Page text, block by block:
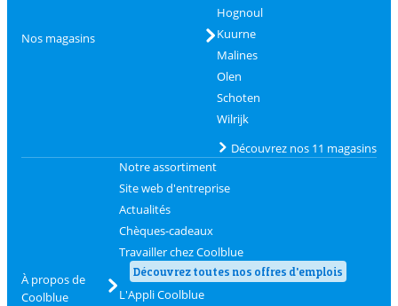
Nos magasins
Hognoul
Kuurne
Malines
Olen
Schoten
Wilrijk
Découvrez nos 11 magasins
À propos de
Coolblue
Notre assortiment
Site web d'entreprise
Actualités
Chèques-cadeaux
Travailler chez Coolblue
Découvrez toutes nos offres d'emplois
L'Appli Coolblue